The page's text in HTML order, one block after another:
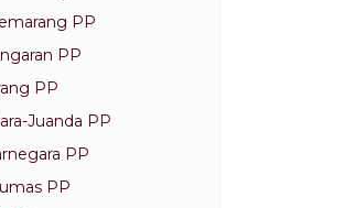
PP
PP
PP
Juanda PP
PP
PP